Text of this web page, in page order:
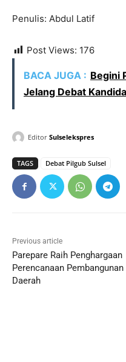
Penulis: Abdul Latif
Post Views: 176
BACA JUGA : Begini
Jelang Debat
Editor Sulselekspres
TAGS Debat Pilgub Sulsel
Previous article
Parepare Raih Penghargaan
Perencanaan Pembangunan
Daerah